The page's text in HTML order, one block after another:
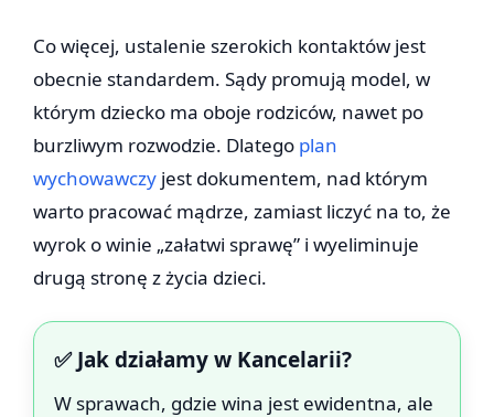
Co więcej, ustalenie szerokich kontaktów jest
obecnie standardem. Sądy promują model, w
którym dziecko ma oboje rodziców, nawet po
burzliwym rozwodzie. Dlatego plan
wychowawczy jest dokumentem, nad którym
warto pracować mądrze, zamiast liczyć na to, że
wyrok o winie „załatwi sprawę” i wyeliminuje
drugą stronę z życia dzieci.
✅ Jak działamy w Kancelarii?
W sprawach, gdzie wina jest ewidentna, ale